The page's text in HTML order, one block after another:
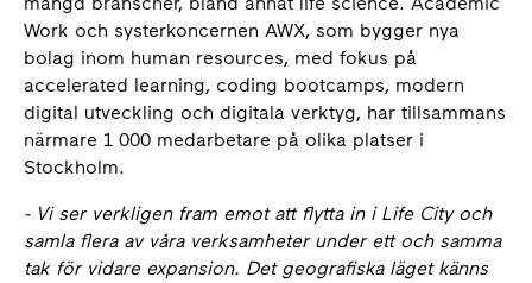
Work och systerkoncernen AWX, som bygger nya
bolag inom human resources, med fokus på
accelerated learning, coding bootcamps, modern
digital utveckling och digitala verktyg, har tillsammans
närmare 1 000 medarbetare på olika platser i
Stockholm.
- Vi ser verkligen fram emot att flytta in i Life City och
samla flera av våra verksamheter under ett och samma
tak för vidare expansion. Det geografiska läget känns